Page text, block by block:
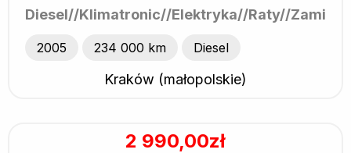
Diesel//Klimatronic//Elektryka//Raty//Zamiana
2005 234 000 km Diesel
Kraków (małopolskie)
2 990,00zł